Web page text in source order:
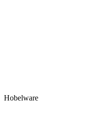
Hobelware